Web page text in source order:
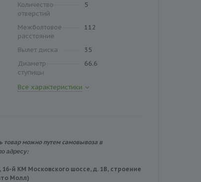
Количество
отверстий
5
Межболтовое
расстояние
112
Вылет диска
35
Диаметр
ступицы
66.6
Все характеристики
товар можно путем самовывоза в
адресу:
16-й КМ Московского шоссе, д. 1В, строение
Молл)